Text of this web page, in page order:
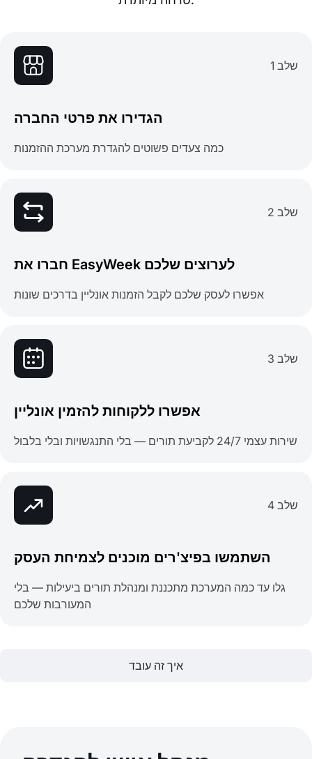
שלב 1
הגדירו את פרטי החברה
כמה צעדים פשוטים להגדרת מערכת ההזמנות
שלב 2
חברו את EasyWeek לערוצים שלכם
אפשרו לעסק שלכם לקבל הזמנות אונליין בדרכים שונות
שלב 3
אפשרו ללקוחות להזמין אונליין
שירות עצמי 24/7 לקביעת תורים — בלי התנגשויות ובלי בלבול
שלב 4
השתמשו בפיצ'רים מוכנים לצמיחת העסק
גלו עד כמה המערכת מתכננת ומנהלת תורים ביעילות — בלי
המעורבות שלכם
איך זה עובד